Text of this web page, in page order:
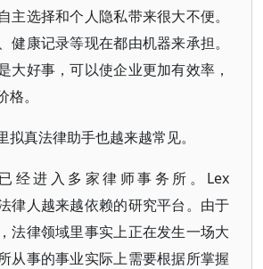
主选择和个人隐私带来很大不便。
健康记录等现在都由机器来承担。
大好事，可以使企业更加有效率，
。
拟真法律助手也越来越常见。
经进入多家律师事务所。Lex
律人越来越依赖的研究平台。由于
法律领域里事实上正在发生一场大
从事的事业实际上需要根据所掌握